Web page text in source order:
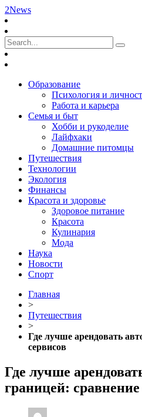
2News
Образование
Психология и
Работа и карьера
Семья и быт
Хобби и рукоделие
Лайфхаки
Домашние питомцы
Путешествия
Технологии
Экология
Финансы
Красота и здоровье
Здоровое питание
Красота
Кулинария
Мода
Наука
Новости
Спорт
Главная
>
Путешествия
>
Где лучше арендовать
сервисов
Где лучше
границей: сравнение